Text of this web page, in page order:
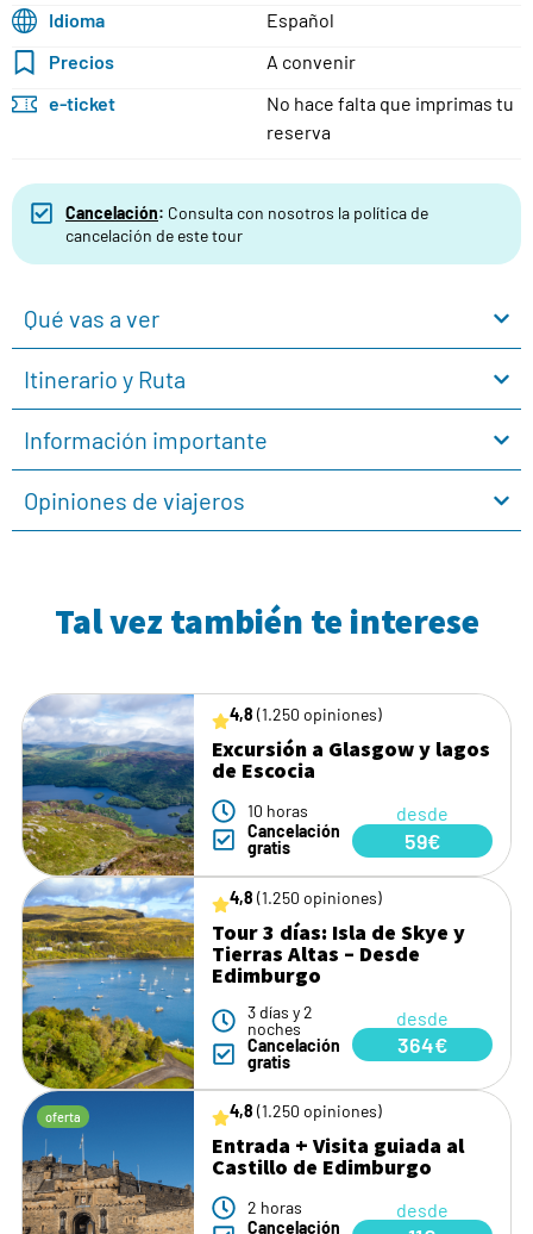
Idioma
Español
Precios
A convenir
e-ticket
No hace falta que imprimas tu
reserva
Cancelación: Consulta con nosotros la política de
cancelación de este tour
Qué vas a ver
Itinerario y Ruta
Información importante
Opiniones de viajeros
Tal vez también te interese
4,8 (1.250 opiniones)
Excursión a Glasgow y lagos
de Escocia
10 horas
Cancelación
gratis
desde
59€
4,8 (1.250 opiniones)
Tour 3 días: Isla de Skye y
Tierras Altas – Desde
Edimburgo
3 días y 2
noches
Cancelación
gratis
desde
364€
oferta 4,8 (1.250 opiniones)
Entrada + Visita guiada al
Castillo de Edimburgo
2 horas
Cancelación
desde